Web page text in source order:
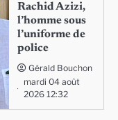
Rachid Azizi,
l’homme sous
l’uniforme de
police
Gérald Bouchon
mardi 04 août
2026 12:32